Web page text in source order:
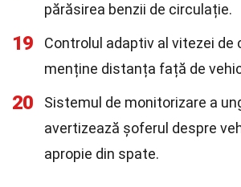
părăsirea benzii de circulație.
19
Controlul adaptiv al vitezei de
menține distanța față de
20
Sistemul de monitorizare a
avertizează șoferul despre
apropie din spate.